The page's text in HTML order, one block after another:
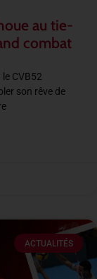
au tie-
combat
CVB52
son rêve de
ACTUALITÉS